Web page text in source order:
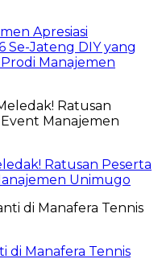
Apresiasi
Se-Jateng DIY yang
Manajemen
Ratusan Peserta
Unimugo
di Manafera Tennis